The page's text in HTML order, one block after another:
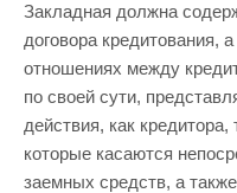
Закладная должна
договора кредитования,
отношениях между
по своей сути,
действия, как
которые касаются
заемных средств, а